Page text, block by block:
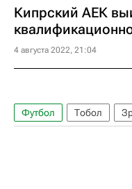
Кипрский АЕК
4 августа 2022, 21:04
Футбол Тобол